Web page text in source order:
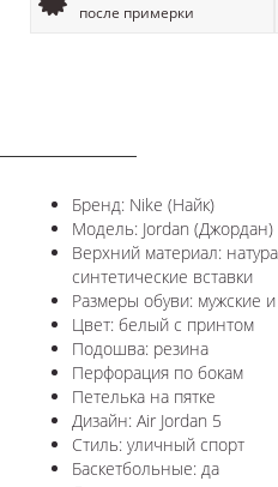
после примерки
Бренд: Nike (Найк)
Модель: Jordan (Джордан)
Верхний материал:
синтетические вставки
Размеры обуви: мужские
Цвет: белый с принтом
Подошва: резина
Перфорация по бокам
Петелька на пятке
Дизайн: Air Jordan 5
Стиль: уличный спорт
Баскетбольные: да